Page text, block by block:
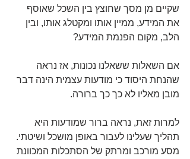
שקיים מן מסך שחוצץ בין השכל שאוסף
את המידע, ממיין אותו ומקטלג אותו, ובין
הלב, מקום הפנמת המידע?
אם השאלות ששאלנו נכונות, אז נראה
שהנחת היסוד כי מודעות עצמית הינה דבר
מובן מאליו לא כך כך ברורה.
למרות זאת, נראה ברור שמודעות היא
תהליך שעלינו לעבור באופן מושכל ושיטתי.
מסע מורכב ומרתק של הסתכלות המכוונת